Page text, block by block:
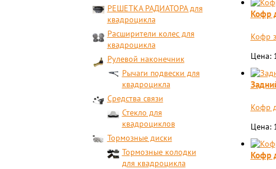
РЕШЕТКА РАДИАТОРА для
квадроцикла
Расширители колес для
квадроцикла
Рулевой наконечник
Рычаги подвески для
квадроцикла
Средства связи
Стекло для
квадроциклов
Тормозные диски
Тормозные колодки
для квадроцикла
Кофр
Кофр
Цена:
Кофр
Цена:
Кофр